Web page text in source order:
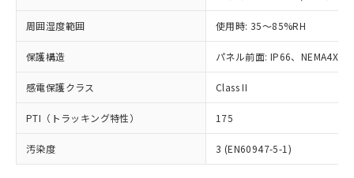
周囲湿度範囲 使用時: 35～85%RH
保護構造 パネル前面: IP66、NEMA4X,
感電保護クラス Class II
PTI（トラッキング特性） 175
汚染度 3 (EN60947-5-1)
様のお取引先、またはお客様担当のオ
ムロン制御機器販売店・当社販売員に
オムロン制御機器販売店や当社販売拠
販売ネットワーク
」をご確認
ください。
在庫状況および標準価格結果を当社の
事前の承諾なく第三者に漏洩または開
マイパーツ機能（部品リスト作成サー
（DBP） 1000ppm以下、フタル酸ジイソブチル
(DIBP) 1000ppm以下
フタル酸エステル類の４物質については閾値を超える意
図的な使用がないことを確認しています。
※2 対応予定月
部品在庫の切り替え状況などにより、予定
月が前後することがあります。
DBP(フタル酸ジブチル) : 1000ppm、 DIBP(フタル酸ジ
イソブチル) : 1000ppm、 BBP(フタル酸ブチルベンジ
ル) : 1000ppm、
DEHP(フタル酸ビス(2-エチルヘキシル)) : 1000ppm
※2 環境保護使用期限
「ｅ」：有害物質（10物質）のすべてが基
準値以下であることを示します。
「10」：通常の使用状況下において有害物
質が外部に漏えいし、環境に深刻な影響を
全に破砕するなど、違法に輸出されな
いよう必要な手段を講じます。
ル、化学兵器、生物兵器またはその他
武器並びにこれらの製造装置等に一切
使用いたしません。
当社は、貴社製品を第三者に販売する
場合は、上記1、2および3の内容を当
該第三者に通知します。また当社は、
販売先および販売に係わる関係者が違
法に輸出するおそれがある場合は、取
一定数には満たないが在庫あり
在庫なし(最新の在庫状況につ
いては、お客様のお取引先、ま
たはお客様担当のオムロン制御
機器販売店・当社販売員にご確
認ください)
受注生産機種、また在庫状況の